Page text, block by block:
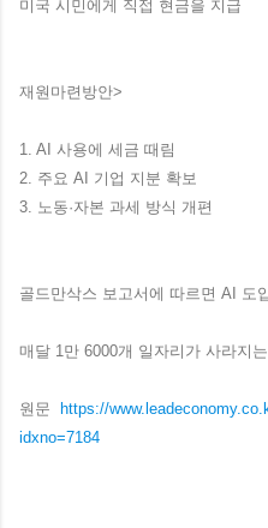
미국 시민에게 직접 현금을 지급
재원마련방안>
1. AI 사용에 세금 때림
2. 주요 AI 기업 지분 확보
3. 노동·자본 과세 방식 개편
골드만삭스 보고서에 따르면 AI 도
매달 1만 6000개 일자리가 사라지
원문 https://
idxno=7184